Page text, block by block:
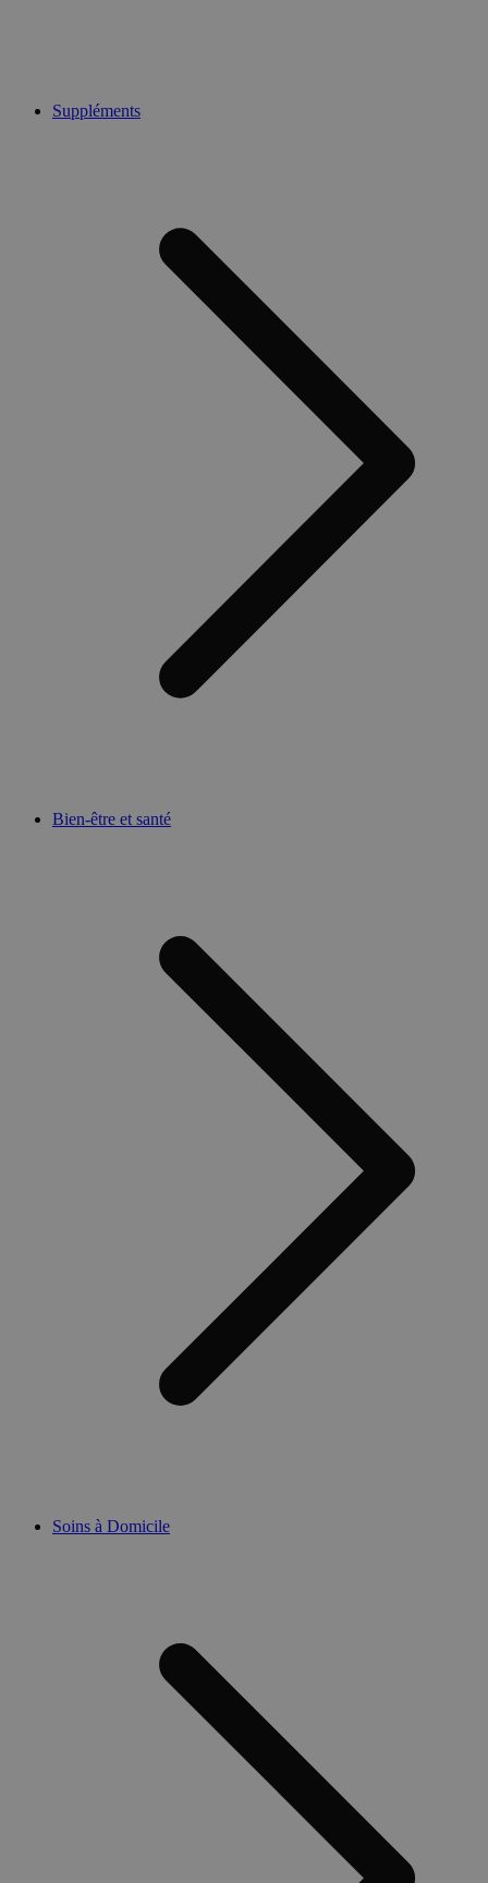
Suppléments
Bien-être et santé
Soins à Domicile